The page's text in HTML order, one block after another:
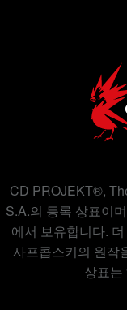
CD PROJEKT®,
S.A.의 등록 상표이
에서 보유합니다.
사프콥스키의 원작
상표